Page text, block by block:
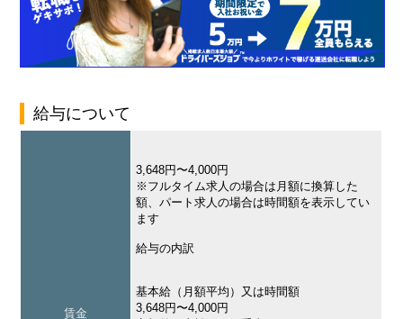
給与について
賃金
3,648円〜4,000円
※フルタイム求人の場合は月額に換算した
額、パート求人の場合は時間額を表示してい
ます
給与の内訳
基本給（月額平均）又は時間額
3,648円〜4,000円